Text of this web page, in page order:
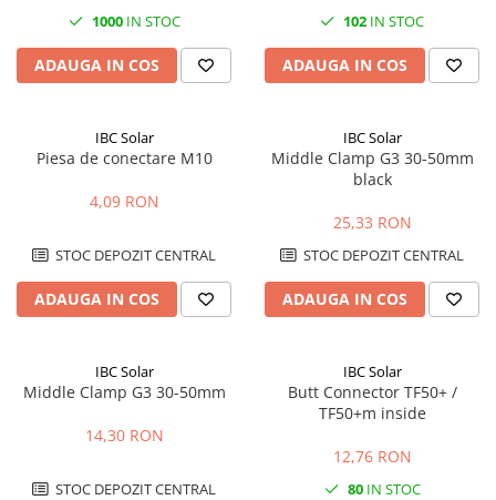
1000IN STOC
ADAUGA IN COS
102 IN STOC
ADAUGA IN COS
IBC Solar
Piesa de conectare M10
4,09 RON
STOC DEPOZIT CENTRAL
ADAUGA IN COS
IBC Solar
Middle Clamp G3 30-50mm
black
25,33 RON
STOC DEPOZIT CENTRAL
ADAUGA IN COS
IBC Solar
Middle Clamp G3 30-50mm
14,30 RON
STOC DEPOZIT CENTRAL
IBC Solar
Butt Connector TF50+ /
TF50+m inside
12,76 RON
80IN STOC